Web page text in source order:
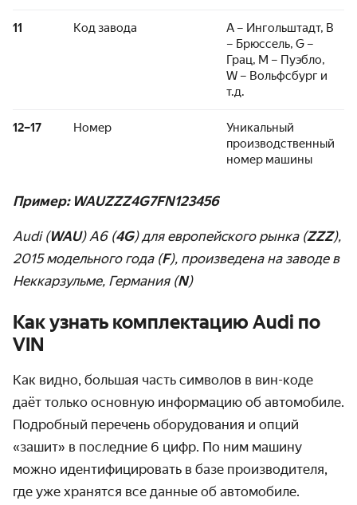
11 Код завода
А – Ингольштадт, В
– Брюссель, G –
Грац, М – Пуэбло,
W – Вольфсбург и
т.д.
12–17 Номер
Уникальный
производственный
номер машины
Пример: WAUZZZ4G7FN123456
Audi (WAU) A6 (4G) для европейского рынка (ZZZ),
2015 модельного года (F), произведена на заводе в
Неккарзульме, Германия (N)
Как узнать комплектацию Audi по
VIN
Как видно, большая часть символов в вин-коде
даёт только основную информацию об автомобиле.
Подробный перечень оборудования и опций
«зашит» в последние 6 цифр. По ним машину
можно идентифицировать в базе производителя,
где уже хранятся все данные об автомобиле.